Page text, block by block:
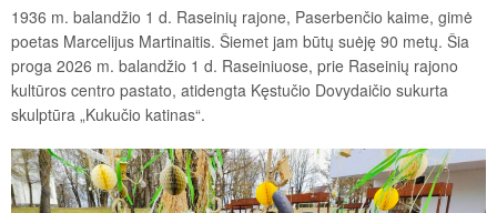
1936 m. balandžio 1 d. Raseinių rajone, Paserbenčio kaime, gimė
poetas Marcelijus Martinaitis. Šiemet jam būtų suėję 90 metų. Šia
proga 2026 m. balandžio 1 d. Raseiniuose, prie Raseinių rajono
kultūros centro pastato, atidengta Kęstučio Dovydaičio sukurta
skulptūra „Kukučio katinas“.